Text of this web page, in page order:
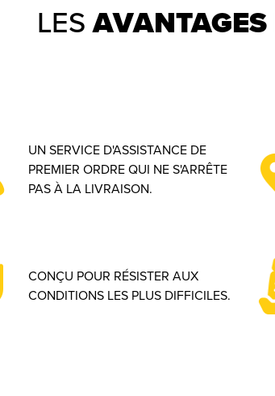
LESAVANTAGES
UN SERVICE D'ASSISTANCE DE
PREMIER ORDRE QUI NE S'ARRÊTE
PAS À LA LIVRAISON.
CONÇU POUR RÉSISTER AUX
CONDITIONS LES PLUS DIFFICILES.